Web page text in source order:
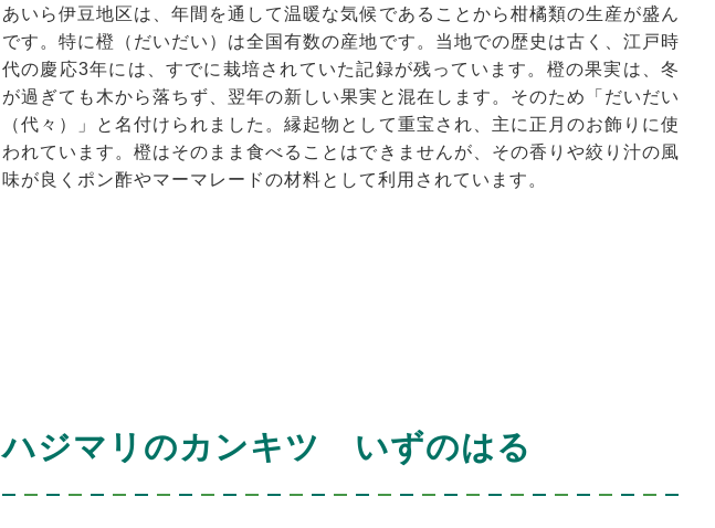
あいら伊豆地区は、年間を通して温暖な気候であることから柑橘類の生産が盛ん
です。特に橙（だいだい）は全国有数の産地です。当地での歴史は古く、江戸時
代の慶応3年には、すでに栽培されていた記録が残っています。橙の果実は、冬
が過ぎても木から落ちず、翌年の新しい果実と混在します。そのため「だいだい
（代々）」と名付けられました。縁起物として重宝され、主に正月のお飾りに使
われています。橙はそのまま食べることはできませんが、その香りや絞り汁の風
味が良くポン酢やマーマレードの材料として利用されています。
ハジマリのカンキツ いずのはる